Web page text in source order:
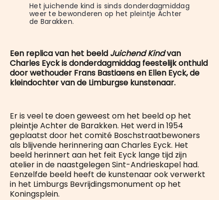
Het juichende kind is sinds donderdagmiddag
weer te bewonderen op het pleintje Achter
de Barakken.
Een replica van het beeld Juichend Kindvan
Charles Eyck is donderdagmiddag feestelijk onthuld
door wethouder Frans Bastiaens en Ellen Eyck, de
kleindochter van de Limburgse kunstenaar.
Er is veel te doen geweest om het beeld op het
pleintje Achter de Barakken. Het werd in 1954
geplaatst door het comité Boschstraatbewoners
als blijvende herinnering aan Charles Eyck. Het
beeld herinnert aan het feit Eyck lange tijd zijn
atelier in de naastgelegen Sint-Andrieskapel had.
Eenzelfde beeld heeft de kunstenaar ook verwerkt
in het Limburgs Bevrijdingsmonument op het
Koningsplein.